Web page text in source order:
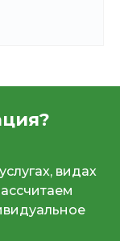
видах